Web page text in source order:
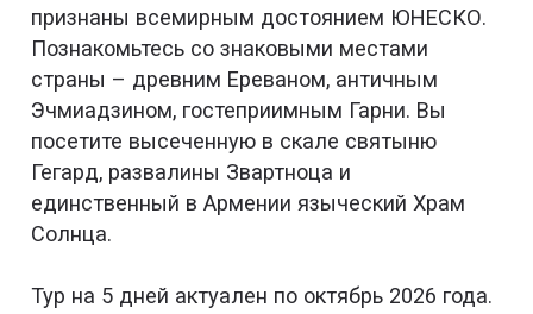
признаны всемирным достоянием ЮНЕСКО.
Познакомьтесь со знаковыми местами
страны – древним Ереваном, античным
Эчмиадзином, гостеприимным Гарни. Вы
посетите высеченную в скале святыню
Гегард, развалины Звартноца и
единственный в Армении языческий Храм
Солнца.
Тур на 5 дней актуален по октябрь 2026 года.